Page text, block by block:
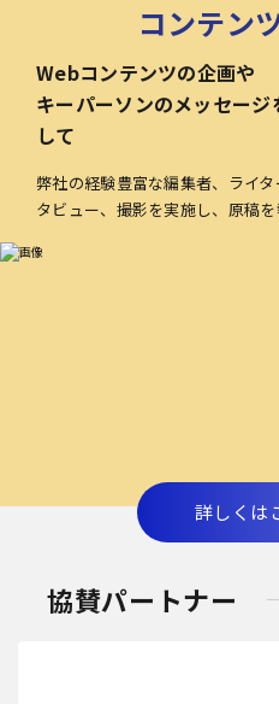
コンテン
Webコンテンツの企画や
キーパーソンのメッセー
して
弊社の経験豊富な編集者、ライ
タビュー、撮影を実施し、原稿を
詳しくは
協賛パートナー